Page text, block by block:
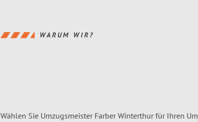
WARUM WIR?
Wählen Sie Umzugsmeister Farber Winterthur für Ihren